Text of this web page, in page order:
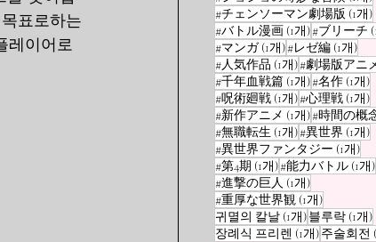
표로하는
레이어로
#チェンソーマン劇場版 (1개)
#バトル漫画 (1개)게시물 1개
#ブリーチ
#マンガ (1개)게시물 1개
#レゼ編 (1개)게
#人気作品 (1개)게시물 1개
#劇場版アニ
#千年血戦篇 (1개)게시물 1개
#名作 (1개)
#呪術廻戦 (1개)게시물 1개
#心理戦 (1개)
#新作アニメ (1개)게시물 1개
#時間の概
#無職転生 (1개)게시물 1개
#異世界 (1개)
#異世界ファンタジー (1개)게
#第4期 (1개)게시물 1개
#能力バトル (1개)
#進撃の巨人 (1개)게시물 1개
#重厚な世界観 (1개)게시물 1
귀멸의 칼날 (1개)게시물 1개
블루락 (1개)
장례식 프리렌 (1개)게시물 1개
주술회전